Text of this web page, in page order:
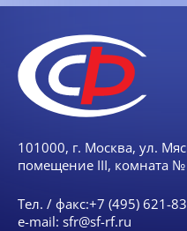
101000, г. Москва, ул.
помещение III, комната №
Тел. / факс:+7 (495) 621-
e-mail: sfr@sf-rf.ru